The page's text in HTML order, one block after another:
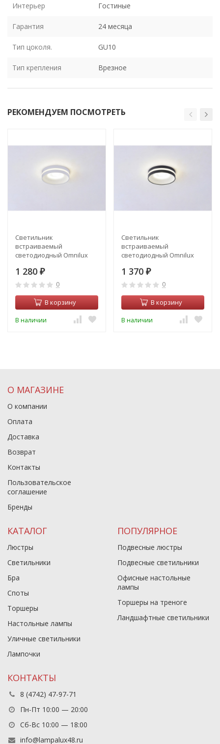
Интерьер Гостиные
Гарантия 24 месяца
Тип цоколя. GU10
Тип крепления Врезное
РЕКОМЕНДУЕМ ПОСМОТРЕТЬ
Светильник
встраиваемый
светодиодный Omnilux
1 280 ₽
0
В корзину
В наличии
Светильник
встраиваемый
светодиодный Omnilux
1 370 ₽
0
В корзину
В наличии
О МАГАЗИНЕ
О компании
Оплата
Доставка
Возврат
Контакты
Пользовательское
соглашение
Бренды
КАТАЛОГ
Люстры
Светильники
Бра
Споты
Торшеры
Настольные лампы
Уличные светильники
Лампочки
ПОПУЛЯРНОЕ
Подвесные люстры
Подвесные светильники
Офисные настольные
лампы
Торшеры на треноге
Ландшафтные светильники
КОНТАКТЫ
8 (4742) 47-97-71
Пн-Пт 10:00 — 20:00
Сб-Вс 10:00 — 18:00
info@lampalux48.ru